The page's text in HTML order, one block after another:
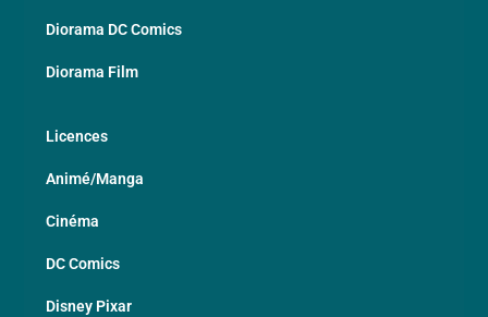
Diorama DC Comics
Diorama Film
Licences
Animé/Manga
Cinéma
DC Comics
Disney Pixar